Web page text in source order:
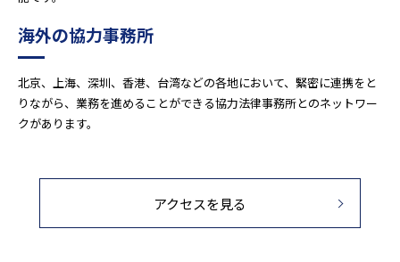
海外の協力事務所
北京、上海、深圳、香港、台湾などの各地において、緊密に連携をと
りながら、業務を進めることができる協力法律事務所とのネットワー
クがあります。
アクセスを見る